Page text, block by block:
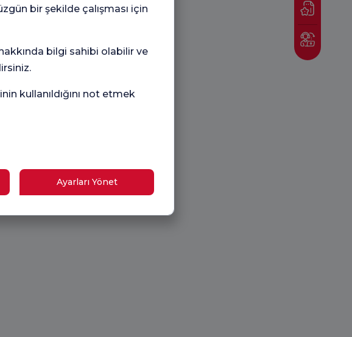
bir şekilde çalışması için
bilgi sahibi olabilir ve
kullanıldığını not etmek
Ayarları Yönet